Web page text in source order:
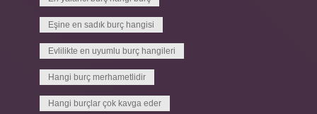
Eşine en sadık burç hangisi
Evlilikte en uyumlu burç hangileri
Hangi burç merhametlidir
Hangi burçlar çok kavga eder